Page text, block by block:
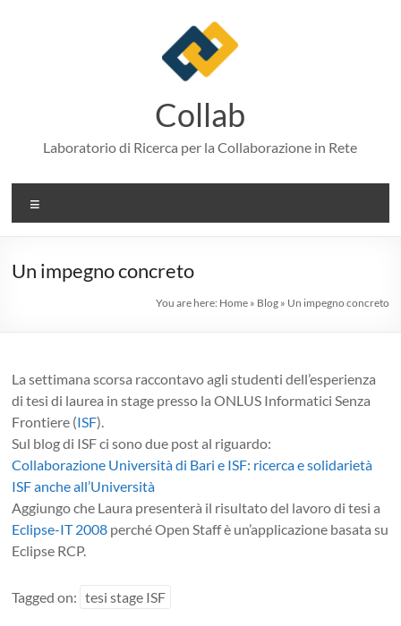
Collab
Laboratorio di Ricerca per la Collaborazione in Rete
Un impegno concreto
You are here: Home» Blog» Un impegno concreto
La settimana scorsa raccontavo agli studenti dell’esperienza
di tesi di laurea in stage presso la ONLUS Informatici Senza
Frontiere (ISF).
Sul blog di ISF ci sono due post al riguardo:
Collaborazione Università di Bari e ISF: ricerca e solidarietà
ISF anche all’Università
Aggiungo che Laura presenterà il risultato del lavoro di tesi a
Eclipse-IT 2008 perché Open Staff è un’applicazione basata su
Eclipse RCP.
Tagged on: tesi stage ISF